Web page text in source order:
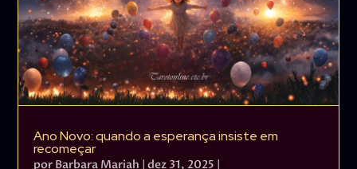
Ano Novo: quando a esperança insiste em
recomeçar
por Barbara Mariah |dez 31, 2025 |